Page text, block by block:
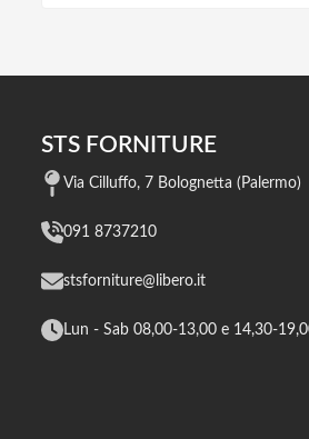
STS FORNITURE
Via Cilluffo, 7 Bolognetta
091 8737210
stsforniture@libero.it
Lun - Sab 08,00-13,00 e 14,30-